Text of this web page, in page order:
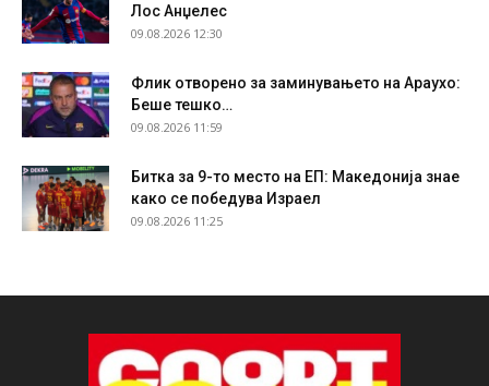
Лос Анџелес
09.08.2026 12:30
Флик отворено за заминувањето на Араухо:
Беше тешко…
09.08.2026 11:59
Битка за 9-то место на ЕП: Македонија знае
како се победува Израел
09.08.2026 11:25